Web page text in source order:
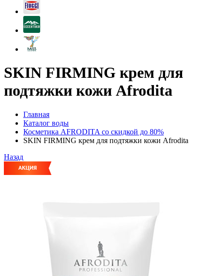
SKIN FIRMING крем для
подтяжки кожи Afrodita
Главная
Каталог воды
Косметика AFRODITA со скидкой до 80%
SKIN FIRMING крем для подтяжки кожи Afrodita
Назад